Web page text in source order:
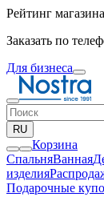
Рейтинг магазина
Заказать по
Для бизнеса
RU
Корзина
СпальняВанная
изделия
Подарочные